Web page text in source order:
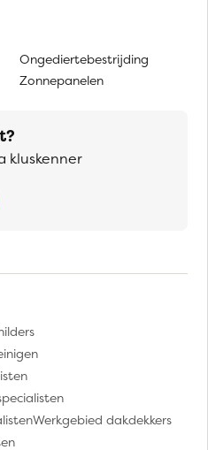
Ongediertebestrijding
Zonnepanelen
kluskenner
Werkgebied dakdekkers